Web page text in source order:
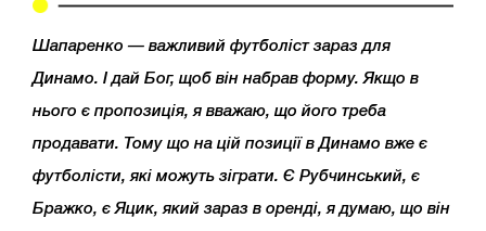
Шапаренко — важливий футболіст зараз для
Динамо. І дай Бог, щоб він набрав форму. Якщо в
нього є пропозиція, я вважаю, що його треба
продавати. Тому що на цій позиції в Динамо вже є
футболісти, які можуть зіграти. Є Рубчинський, є
Бражко, є Яцик, який зараз в оренді, я думаю, що він